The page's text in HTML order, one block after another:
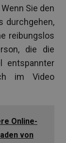
Sie den
durchgehen,
reibungslos
die die
entspannter
im Video
Online-
von